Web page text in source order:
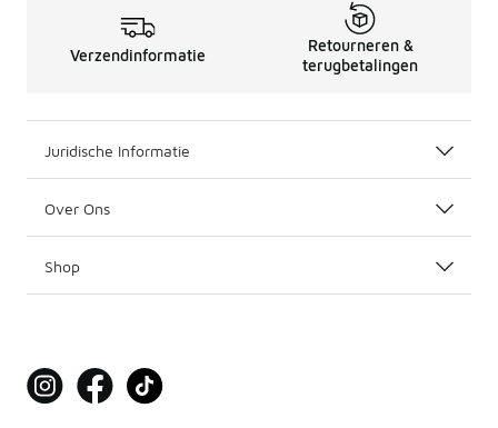
Verzendinformatie
Retourneren &
terugbetalingen
Juridische Informatie
Over Ons
Shop